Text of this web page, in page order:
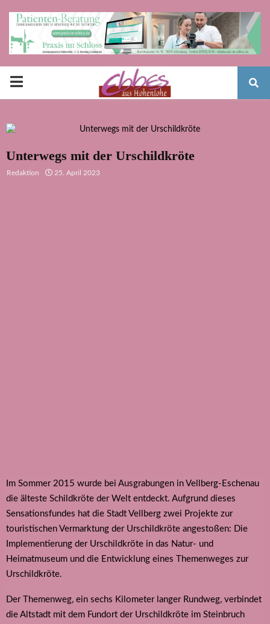
PRIMARY
Unterwegs mit der Urschildkröte
Redaktion 25. April 2023
Im Sommer 2015 wurde bei Ausgrabungen in Vellberg-Eschenau
die älteste Schildkröte der Welt entdeckt. Aufgrund dieses
Sensationsfundes hat die Stadt Vellberg zwei Projekte zur
touristischen Vermarktung der Urschildkröte angestoßen: Die
Implementierung der Urschildkröte in das Natur- und
Heimatmuseum und die Entwicklung eines Themenweges zur
Urschildkröte.
Der Themenweg, ein sechs Kilometer langer Rundweg, verbindet
die Altstadt mit dem Fundort der Urschildkröte im Steinbruch